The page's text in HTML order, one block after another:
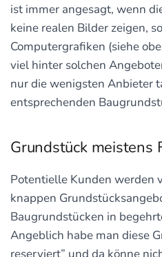
ist immer angesagt, wenn
keine realen Bilder zeigen,
Computergrafiken (siehe
viel hinter solchen
nur die wenigsten Anbieter
entsprechenden
Grundstück meistens
Potentielle Kunden werden
knappen
Baugrundstücken in
Angeblich habe man diese